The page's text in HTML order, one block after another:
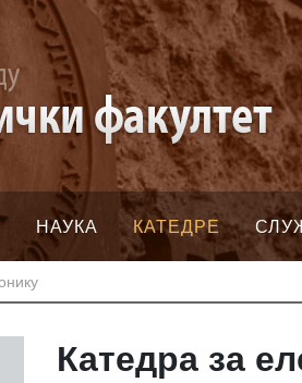
НАУКА КАТЕДРЕ
Катедра за